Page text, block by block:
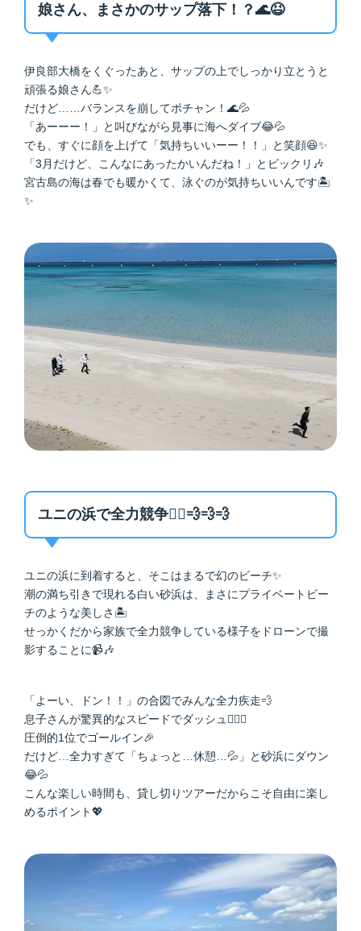
娘さん、まさかのサップ落下！？🌊😆
伊良部大橋をくぐったあと、サップの上でしっかり立とうと
頑張る娘さん💪✨
だけど……バランスを崩してポチャン！🌊💦
「あーーー！」と叫びながら見事に海へダイブ😂💦
でも、すぐに顔を上げて「気持ちいいーー！！」と笑顔😆✨
「3月だけど、こんなにあったかいんだね！」とビックリ🎶
宮古島の海は春でも暖かくて、泳ぐのが気持ちいいんです🏝
✨
ユニの浜で全力競争🏃‍♂️💨💨💨
ユニの浜に到着すると、そこはまるで幻のビーチ✨
潮の満ち引きで現れる白い砂浜は、まさにプライベートビー
チのような美しさ🏝
せっかくだから家族で全力競争している様子をドローンで撮
影することに📹🎶
「よーい、ドン！！」の合図でみんな全力疾走💨
息子さんが驚異的なスピードでダッシュ🏃‍♂️✨
圧倒的1位でゴールイン🎉
だけど…全力すぎて「ちょっと…休憩…💦」と砂浜にダウン
😂💦
こんな楽しい時間も、貸し切りツアーだからこそ自由に楽し
めるポイント💖